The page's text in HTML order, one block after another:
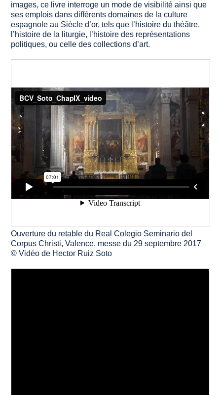
images, ce livre interroge un mode de visibilité ainsi que
ses emplois dans différents domaines de la culture
espagnole au Siècle d’or, tels que l’histoire du théâtre,
l’histoire de la liturgie, l’histoire des représentations
politiques, ou celle des collections d’art.
Ouverture du retable du Real Colegio Seminario del
Corpus Christi, Valence, messe du 29 septembre 2017
© Vidéo de Hector Ruiz Soto